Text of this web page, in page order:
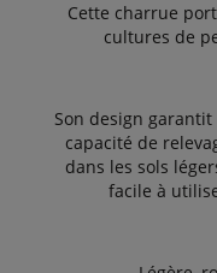
Cette charrue
cultures de
Son design
capacité de
dans les sols
facile à